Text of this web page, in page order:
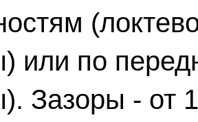
или по
Зазоры - от